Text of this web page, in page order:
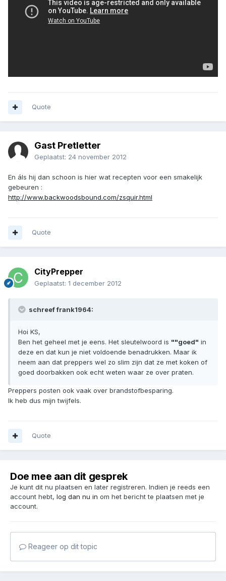
Quote
Gast Pretletter
Geplaatst: 24 november 2012
En áls hij dan schoon is hier wat recepten voor een smakelijk
gebeuren :
http://www.backwoodsbound.com/zsquir.html
Quote
CityPrepper
Geplaatst: 1 december 2012
schreef frank1964:
Hoi KS,
Ben het geheel met je eens. Het sleutelwoord is ""goed" in
deze en dat kun je niet voldoende benadrukken. Maar ik
neem aan dat preppers wel zo slim zijn dat ze met koken of
goed doorbakken ook echt weten waar ze over praten.
Preppers posten ook vaak over brandstofbesparing.
Ik heb dus mijn twijfels.
Quote
Doe mee aan dit gesprek
Je kunt dit nu plaatsen en later registreren. Indien je reeds een
account hebt, log dan nu in om het bericht te plaatsen met je
account.
Reageer op dit topic